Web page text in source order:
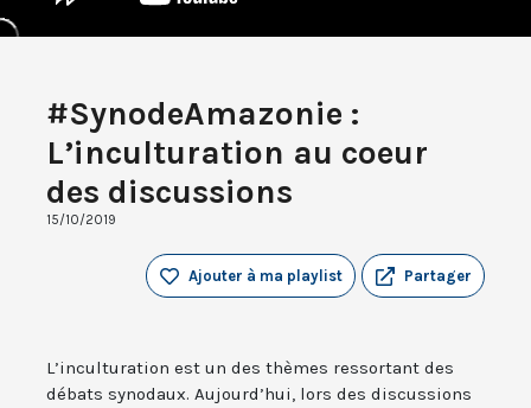
#SynodeAmazonie :
L’inculturation au coeur
des discussions
15/10/2019
Partager
Ajouter à ma playlist
L’inculturation est un des thèmes ressortant des
débats synodaux. Aujourd’hui, lors des discussions